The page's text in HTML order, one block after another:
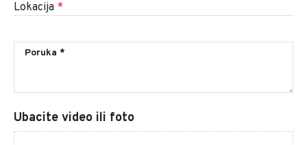
Lokacija *
Ubacite video ili foto